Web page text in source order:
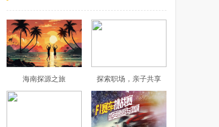
海南探源之旅 探索职场，亲子共享